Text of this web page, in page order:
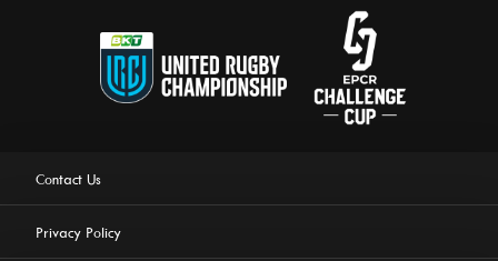
Contact Us
Privacy Policy